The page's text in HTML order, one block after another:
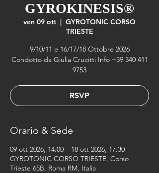
GYROKINESIS®
ven 09 ott
  |
GYROTONIC CORSO
TRIESTE
9/10/11 e 16/17/18 Ottobre 2026
Condotto da Giulia Crucitti Info +39 340 411
9753
RSVP
Orario & Sede
09 ott 2026, 14:00 – 18 ott 2026, 17:30
GYROTONIC CORSO TRIESTE, Corso
Trieste 65B, Roma RM, Italia